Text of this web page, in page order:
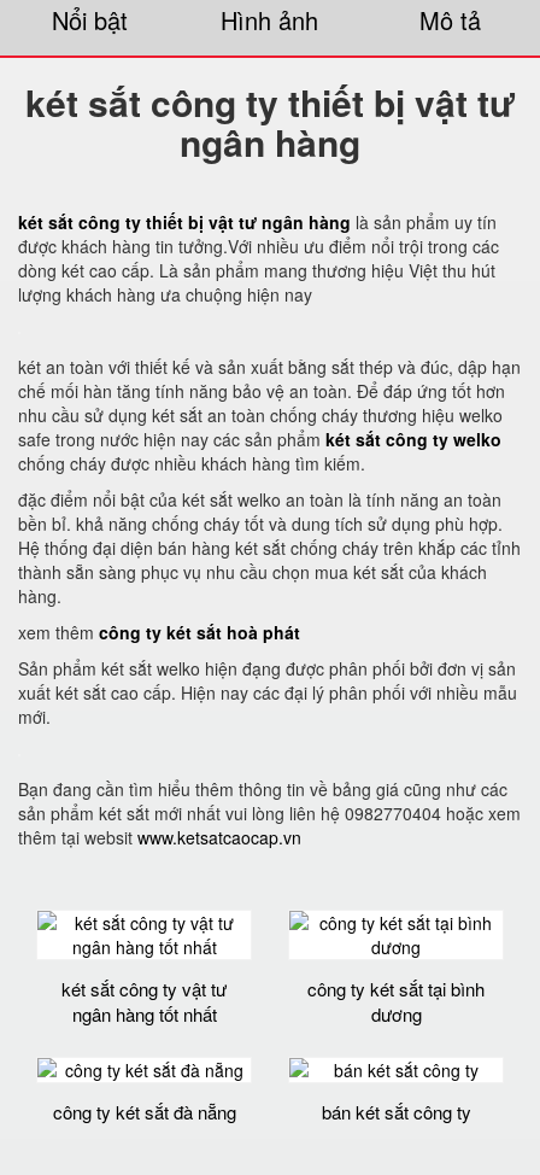
Nổi bật Hình ảnh Mô tả
két sắt công ty thiết bị vật tư
ngân hàng
két sắt công ty thiết bị vật tư ngân hàng là sản phẩm uy tín
được khách hàng tin tưởng.Với nhiều ưu điểm nổi trội trong các
dòng két cao cấp. Là sản phẩm mang thương hiệu Việt thu hút
lượng khách hàng ưa chuộng hiện nay
két an toàn với thiết kế và sản xuất bằng sắt thép và đúc, dập hạn
chế mối hàn tăng tính năng bảo vệ an toàn. Để đáp ứng tốt hơn
nhu cầu sử dụng két sắt an toàn chống cháy thương hiệu welko
safe trong nước hiện nay các sản phẩm két sắt công ty welko
chống cháy được nhiều khách hàng tìm kiếm.
đặc điểm nổi bật của két sắt welko an toàn là tính năng an toàn
bền bỉ. khả năng chống cháy tốt và dung tích sử dụng phù hợp.
Hệ thống đại diện bán hàng két sắt chống cháy trên khắp các tỉnh
thành sẵn sàng phục vụ nhu cầu chọn mua két sắt của khách
hàng.
xem thêm công ty két sắt hoà phát
Sản phẩm két sắt welko hiện đạng được phân phối bởi đơn vị sản
xuất két sắt cao cấp. Hiện nay các đại lý phân phối với nhiều mẫu
mới.
Bạn đang cần tìm hiểu thêm thông tin về bảng giá cũng như các
sản phẩm két sắt mới nhất vui lòng liên hệ 0982770404 hoặc xem
thêm tại websit www.ketsatcaocap.vn
két sắt công ty vật tư
ngân hàng tốt nhất
công ty két sắt tại bình
dương
công ty két sắt đà nẵng bán két sắt công ty